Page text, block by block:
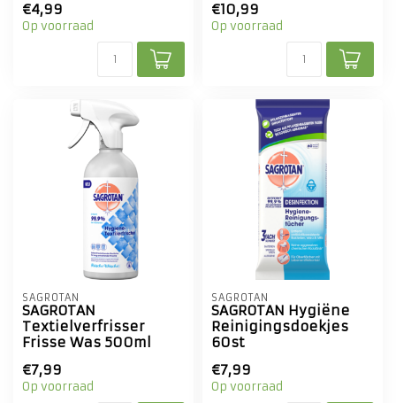
€4,99
Op voorraad
€10,99
Op voorraad
SAGROTAN
SAGROTAN
Textielverfrisser
Frisse Was 500ml
€7,99
Op voorraad
SAGROTAN
SAGROTAN Hygiëne
Reinigingsdoekjes
60st
€7,99
Op voorraad